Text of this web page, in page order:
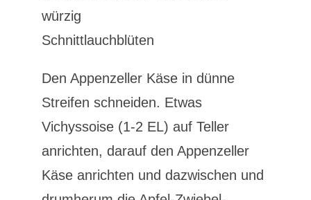
würzig
Schnittlauchblüten
Den Appenzeller Käse in dünne
Streifen schneiden. Etwas
Vichyssoise (1-2 EL) auf Teller
anrichten, darauf den Appenzeller
Käse anrichten und dazwischen und